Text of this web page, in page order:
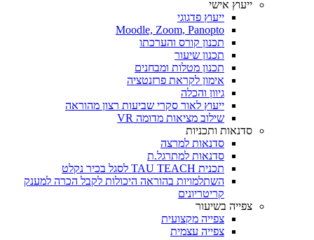
ייעוץ אישי
ייעוץ פדגוגי
Moodle, Zoom, Panopto
תכנון קורס והערכתו
תכנון שיעור
תכנון מטלות ומבחנים
אימון לקראת פרזנטציה
גיוון והכלה
ייעוץ לאור סקרי שביעות רצון מהוראה
שילוב מציאות מדומה VR
סדנאות ותכניות
סדנאות למרצה
סדנאות למתרגל.ת
תכנית TAU TEACH לסגל בכיר נקלט
השתלמויות בהוראה היכולות לקבל הכרה למענק
קריטריונים
צפייה בשיעור
צפייה מקצועית
צפייה עצמית